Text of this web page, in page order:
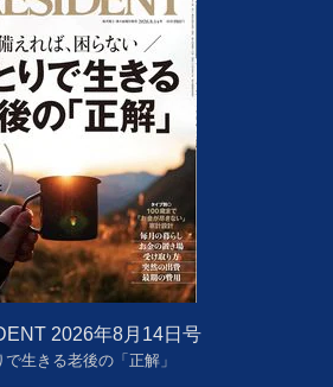
2026年8月14日号
で生きる老後の「正解」